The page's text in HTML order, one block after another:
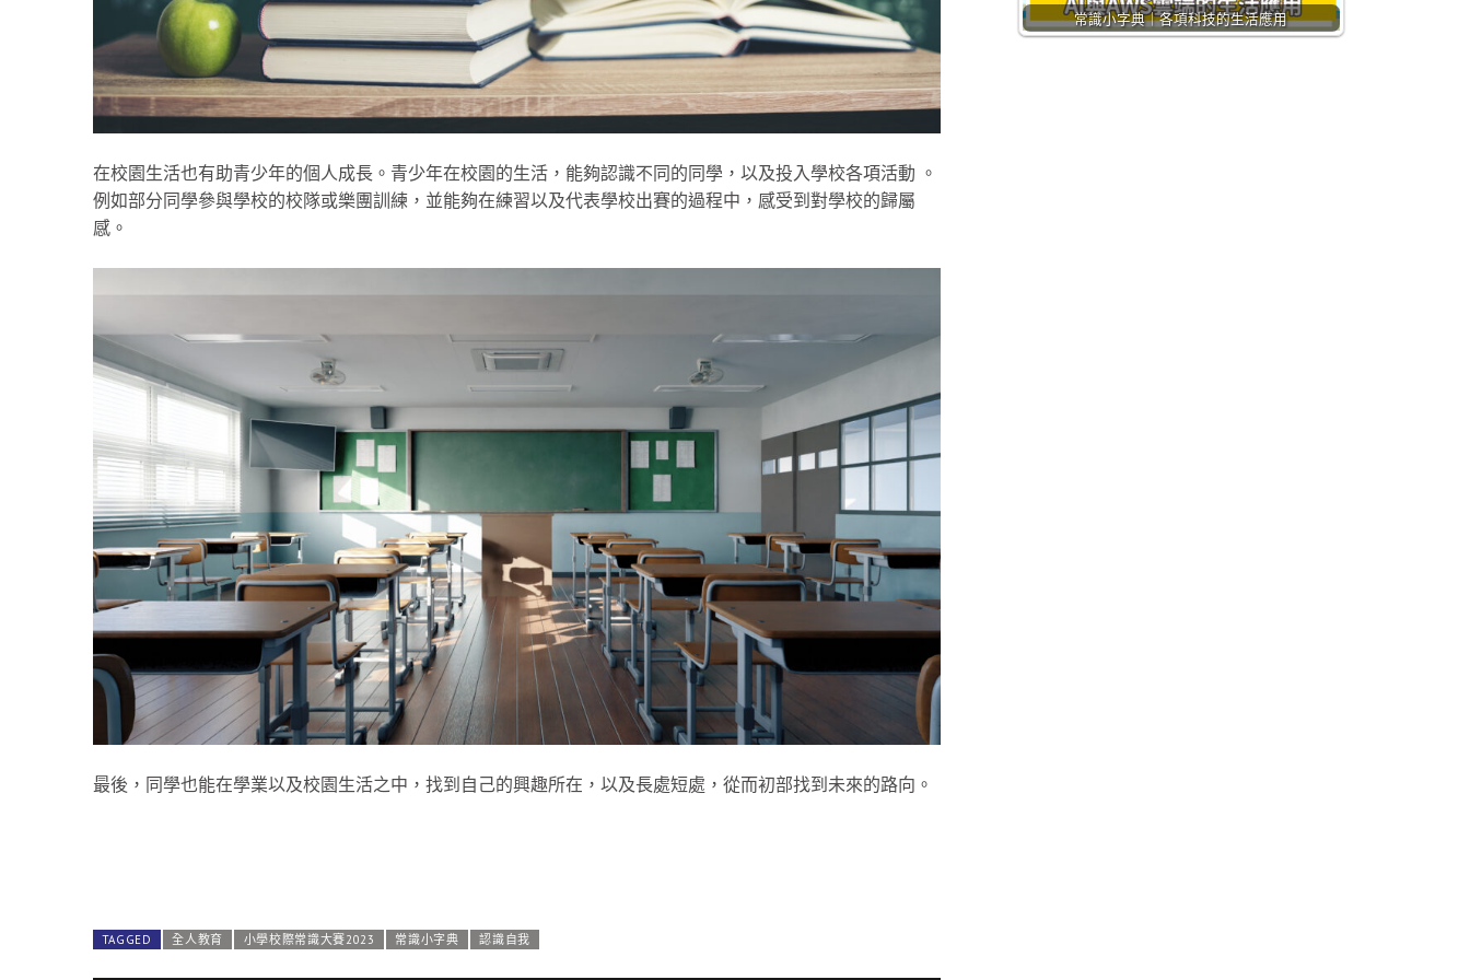
在校園生活也有助青少年的個人成長。青少年在校園的生活，能夠認識不同的同學，以及投入學校各項活動 。
例如部分同學參與學校的校隊或樂團訓練，並能夠在練習以及代表學校出賽的過程中，感受到對學校的歸屬
感。
最後，同學也能在學業以及校園生活之中，找到自己的興趣所在，以及長處短處，從而初部找到未來的路向。
TAGGED 全人教育 小學校際常識大賽2023 常識小字典 認識自我
常識小字典｜各項科技的生活應用